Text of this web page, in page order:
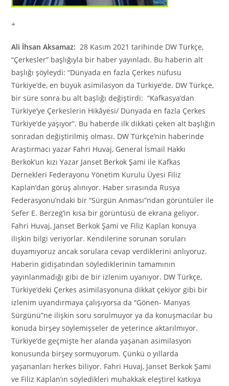
+
Ali İhsan Aksamaz: 28 Kasım 2021 tarihinde DW Türkçe,
“Çerkesler” başlığıyla bir haber yayınladı. Bu haberin alt
başlığı şöyleydi: “Dünyada en fazla Çerkes nüfusu
Türkiye’de, en büyük asimilasyon da Türkiye’de. DW Türkçe,
bir süre sonra bu alt başlığı değiştirdi: “Kafkasya’dan
Türkiye’ye Çerkeslerin Hikâyesi/ Dünyada en fazla Çerkes
Türkiye’de yaşıyor”. Bu haberde ilk dikkati çeken alt başlığın
sonradan değiştirilmiş olması. DW Türkçe’nin haberinde
Araştırmacı yazar Fahri Huvaj, General İsmail Hakkı
Berkok’un kızı Yazar Janset Berkok Şami ile Kafkas
Dernekleri Federayonu Yönetim Kurulu Üyesi Filiz
Kaplan’dan görüş alınıyor. Haber sırasında Rusya
Federasyonu’ndaki bir “Sürgün Anması”ndan görüntüler ile
Sefer E. Berzeg’in kısa bir görüntüsü de ekrana geliyor.
Fahri Huvaj, Janset Berkok Şami ve Filiz Kaplan konuya
ilişkin bilgi veriyorlar. Kendilerine sorunan soruları
duyamıyoruz ancak sorulara cevap verdiklerini anlıyoruz.
Haberin gidişatından söylediklerinin tamamının
yayınlanmadığı gibi de bir izlenim uyanıyor. DW Türkçe,
Türkiye’deki Çerkes asimilasyonuna dikkat çekiyor gibi bir
izlenim uyandırmaya çalışıyorsa da “Gönen- Manyas
Sürgünü”ne ilişkin soru sorulmuyor ya da konuşmacılar bu
konuda birşey söylemişseler de yeterince aktarılmıyor.
Türkiye’de geçmişte her alanda yaşanan asimilasyon
konusunda birşey sormuyorum. Çünkü o yıllarda
yaşananları herkes biliyor. Fahri Huvaj, Janset Berkok Şami
ve Filiz Kaplan’ın söyledikleri muhakkak eleştirel katkıya